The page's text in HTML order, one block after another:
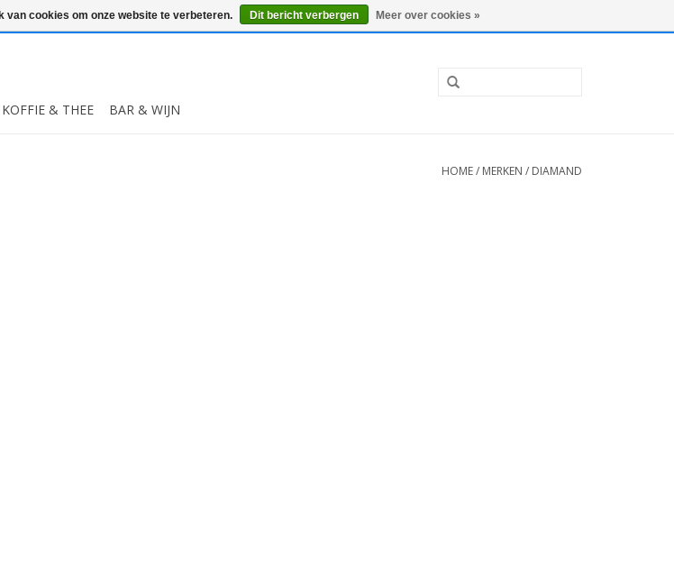
0 Artikelen - €0,00 Mijn account / Registreren
KOFFIE & THEE BAR & WIJN
HOME/ MERKEN / DIAMAND
van cookies om onze website te verbeteren. Dit bericht verbergen Meer over cookies »